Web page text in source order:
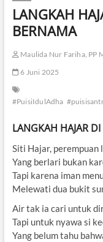
LANGKAH
BERNAMA
Maulida Nur Fariha, PP
6 Juni 2025
#PuisiIdulAdha
LANGKAH HAJAR
Siti Hajar, perempuan
Yang berlari bukan
Tapi karena iman
Melewati dua bukit
Air tak ia cari untuk
Tapi untuk nyawa si
Yang belum tahu